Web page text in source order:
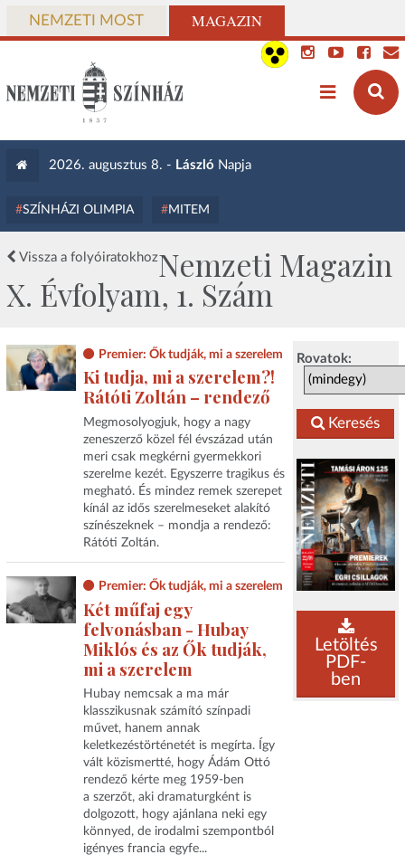
NEMZETI MOST MAGAZIN
2026. augusztus 8. - László Napja
SZÍNHÁZI OLIMPIA MITEM
Vissza a folyóiratokhozNemzeti Magazin
X. Évfolyam, 1. Szám
Rovatok:
Keresés
Letöltés
PDF-
ben
Premier: Ők tudják, mi a szerelem
Ki tudja, mi a szerelem?!
Rátóti Zoltán – rendező
Megmosolyogjuk, hogy a nagy
zeneszerző közel fél évszázad után
meri csak megkérni gyermekkori
szerelme kezét. Egyszerre tragikus és
megható. És mindez remek szerepet
kínál az idős szerelmeseket alakító
színészeknek – mondja a rendező:
Rátóti Zoltán.
Premier: Ők tudják, mi a szerelem
Két műfaj egy
felvonásban - Hubay
Miklós és az Ők tudják,
mi a szerelem
Hubay nemcsak a ma már
klasszikusnak számító színpadi
művet, hanem annak
keletkezéstörténetét is megírta. Így
vált közismertté, hogy Ádám Ottó
rendező kérte meg 1959-ben
a szerzőt, aki dramaturgként is
dolgozott, hogy ajánlana neki egy
könnyed, de irodalmi szempontból
igényes francia egyfe...